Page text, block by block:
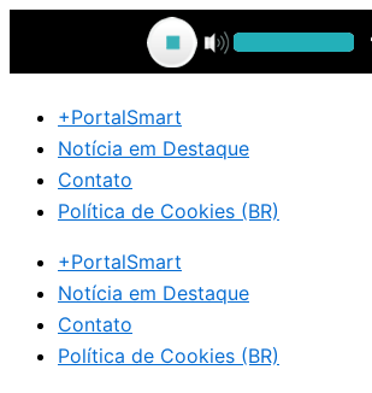
Ir
o
conteúdo+PortalSmart
Notícia em Destaque
Contato
Política de Cookies (BR)
+PortalSmart
Notícia em Destaque
Contato
Política de Cookies (BR)